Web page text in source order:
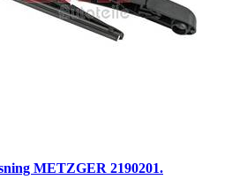
METZGER 2190201.